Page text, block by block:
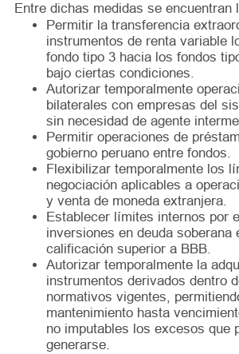
Entre dichas medidas se encuentran
Permitir la transferencia
instrumentos de renta variable
fondo tipo 3 hacia los fondos
bajo ciertas condiciones.
Autorizar temporalmente
bilaterales con empresas del
sin necesidad de agente
Permitir operaciones de
gobierno peruano entre fondos.
Flexibilizar temporalmente los
negociación aplicables a
y venta de moneda extranjera.
Establecer límites internos por
inversiones en deuda soberana
calificación superior a BBB.
Autorizar temporalmente la
instrumentos derivados dentro
normativos vigentes,
mantenimiento hasta
no imputables los excesos que
generarse.